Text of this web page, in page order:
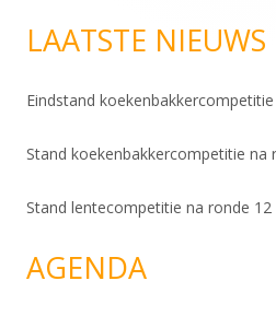
LAATSTE NIEUWS
Eindstand
Stand koekenbakkercompetitie na
Stand lentecompetitie na ronde 12
AGENDA